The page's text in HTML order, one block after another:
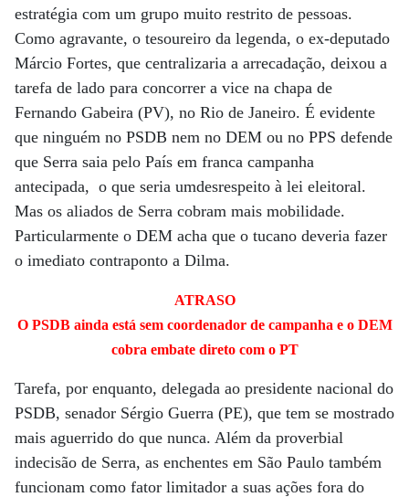
estratégia com um grupo muito restrito de pessoas.
Como agravante, o tesoureiro da legenda, o ex-deputado
Márcio Fortes, que centralizaria a arrecadação, deixou a
tarefa de lado para concorrer a vice na chapa de
Fernando Gabeira (PV), no Rio de Janeiro. É evidente
que ninguém no PSDB nem no DEM ou no PPS defende
que Serra saia pelo País em franca campanha
antecipada, o que seria umdesrespeito à lei eleitoral.
Mas os aliados de Serra cobram mais mobilidade.
Particularmente o DEM acha que o tucano deveria fazer
o imediato contraponto a Dilma.
ATRASO
O PSDB ainda está sem coordenador de campanha e o DEM
cobra embate direto com o PT
Tarefa, por enquanto, delegada ao presidente nacional do
PSDB, senador Sérgio Guerra (PE), que tem se mostrado
mais aguerrido do que nunca. Além da proverbial
indecisão de Serra, as enchentes em São Paulo também
funcionam como fator limitador a suas ações fora do